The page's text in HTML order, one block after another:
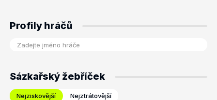
Profily hráčů
Sázkařský žebříček
Nejziskovější Nejztrátovější